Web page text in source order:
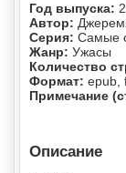
Год выпуска:
Автор:
Серия: Самые
Жанр: Ужасы
Количество
Формат: epub,
Примечание
Описание